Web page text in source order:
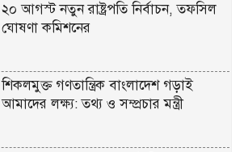
২০ আগস্ট নতুন রাষ্ট্রপতি নির্বাচন, তফসিল
ঘোষণা কমিশনের
শিকলমুক্ত গণতান্ত্রিক বাংলাদেশ গড়াই
আমাদের লক্ষ্য: তথ্য ও সম্প্রচার মন্ত্রী